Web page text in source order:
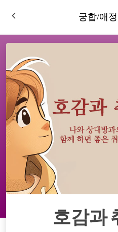
궁합/애정
호감과